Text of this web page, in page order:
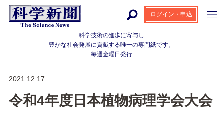
科学技術の進歩に寄与し
豊かな社会発展に貢献する唯一の専門紙です。
毎週金曜日発行
ログイン・申込
2021.12.17
令和4年度日本植物病理学会大会